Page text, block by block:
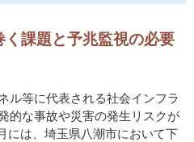
課題と予兆監視の必要
ル等に代表される社会インフラ
的な事故や災害の発生リスクが
には、埼玉県八潮市において下